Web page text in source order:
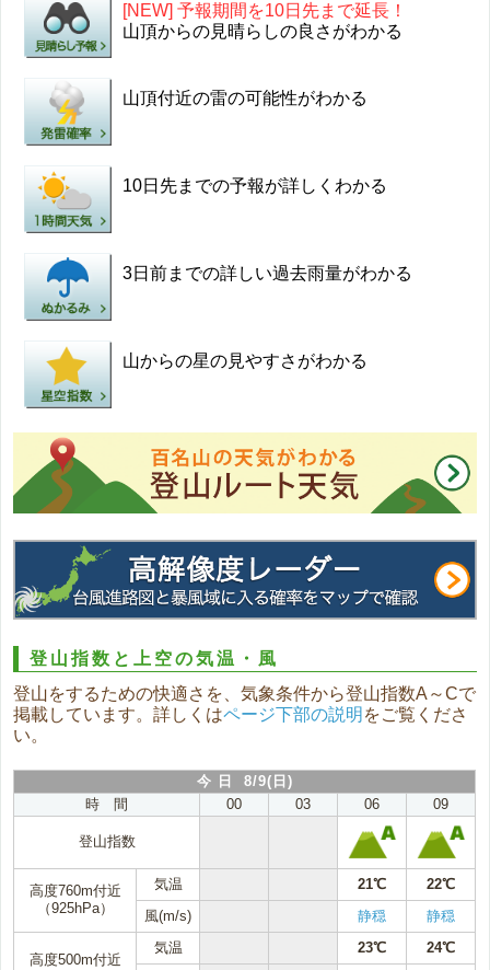
[NEW] 予報期間を10日先まで延長！
山頂からの見晴らしの良さがわかる
山頂付近の雷の可能性がわかる
10日先までの予報が詳しくわかる
3日前までの詳しい過去雨量がわかる
山からの星の見やすさがわかる
登山指数と上空の気温・風
登山をするための快適さを、気象条件から登山指数A～Cで
掲載しています。詳しくはページ下部の説明 をご覧くださ
い。
今 日 8/9(日)
時 間
00 03 06 09
登山指数
高度760m付近
（925hPa）
気温 21℃
22℃
風(m/s)
静穏 静穏
高度500m付近
気温 23℃ 24℃